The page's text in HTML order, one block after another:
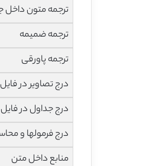
ترجمه متون داخل
ترجمه ضمیمه
ترجمه پاورقی
درج تصاویر در
درج جداول در
درج فرمولها و
منابع داخل متن